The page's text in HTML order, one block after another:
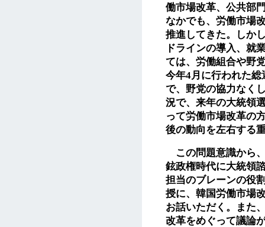
働市場改革、公共部
なかでも、労働市場
推進してきた。しか
ドラインの導入、就
ては、労働組合や野
今年4月に行われた
で、野党の協力なく
況で、来年の大統領
って労働市場改革の
後の動向を左右する
この問題意識から
鉉政権時代に大統領
担当のブレーンの役
授に、韓国労働市場
お話いただく。また
改革をめぐって議論